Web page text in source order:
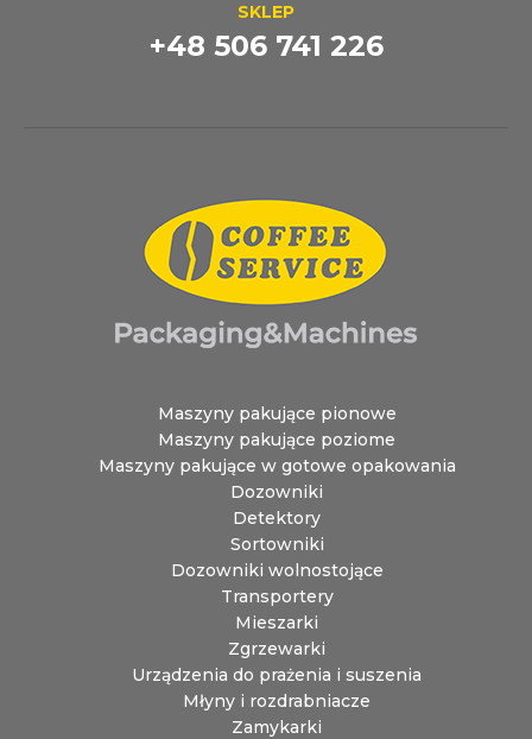
SKLEP
+48 506 741 226
Maszyny pakujące pionowe
Maszyny pakujące poziome
Maszyny pakujące w gotowe opakowania
Dozowniki
Detektory
Sortowniki
Dozowniki wolnostojące
Transportery
Mieszarki
Zgrzewarki
Urządzenia do prażenia i suszenia
Młyny i rozdrabniacze
Zamykarki